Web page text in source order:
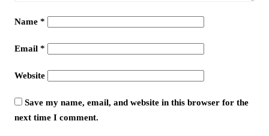
Name *
Email *
Website
Save my name, email, and website in this browser for the
next time I comment.